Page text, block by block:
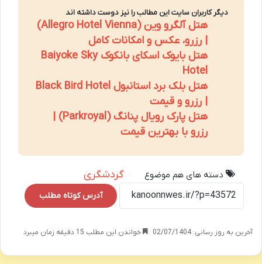
دیگر کاربران سایت این مطالب را نیز دوست داشته اند
هتل آلگرو وین (Allegro Hotel Vienna)
| رزرو، عکس و امکانات کامل
هتل بایوک اسکای بانکوک Baiyoke Sky
Hotel
هتل بلک برد استانبول Black Bird Hotel
| رزرو و قیمت
هتل پارک رویال پنانگ (Parkroyal) |
رزرو با بهترین قیمت
دسته های هم موضوع گردشگری
آدرس کوتاه مطلب
آخرین به روز رسانی: 02/07/1404 خواندن این مطلب 15 دقیقه زمان میبرد